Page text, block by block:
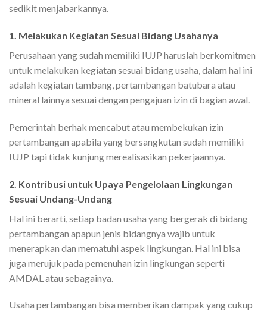
sedikit menjabarkannya.
1. Melakukan Kegiatan Sesuai Bidang Usahanya
Perusahaan yang sudah memiliki IUJP haruslah berkomitmen
untuk melakukan kegiatan sesuai bidang usaha, dalam hal ini
adalah kegiatan tambang, pertambangan batubara atau
mineral lainnya sesuai dengan pengajuan izin di bagian awal.
Pemerintah berhak mencabut atau membekukan izin
pertambangan apabila yang bersangkutan sudah memiliki
IUJP tapi tidak kunjung merealisasikan pekerjaannya.
2. Kontribusi untuk Upaya Pengelolaan Lingkungan
Sesuai Undang-Undang
Hal ini berarti, setiap badan usaha yang bergerak di bidang
pertambangan apapun jenis bidangnya wajib untuk
menerapkan dan mematuhi aspek lingkungan. Hal ini bisa
juga merujuk pada pemenuhan izin lingkungan seperti
AMDAL atau sebagainya.
Usaha pertambangan bisa memberikan dampak yang cukup